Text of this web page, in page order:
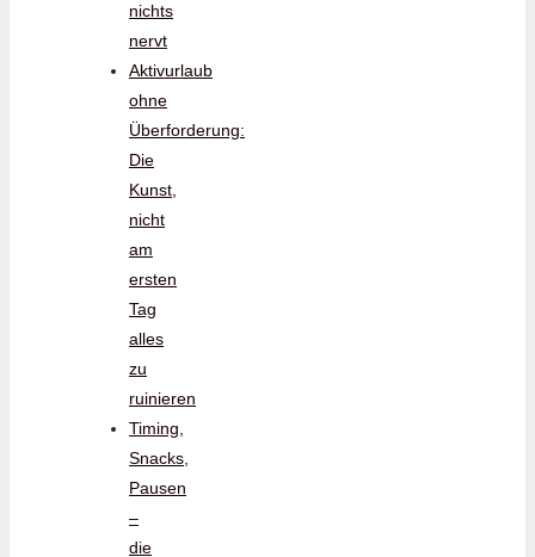
nichts
nervt
Aktivurlaub
ohne
Überforderung:
Die
Kunst,
nicht
am
ersten
Tag
alles
zu
ruinieren
Timing,
Snacks,
Pausen
–
die